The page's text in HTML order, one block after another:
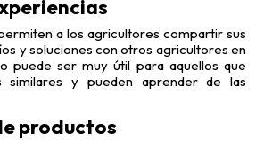
a los agricultores compartir sus
y soluciones con otros agricultores en
puede ser muy útil para aquellos que
similares y pueden aprender de las
productos